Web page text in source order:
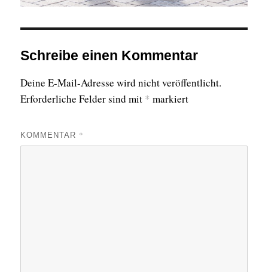
Schreibe einen Kommentar
Deine E-Mail-Adresse wird nicht veröffentlicht.
Erforderliche Felder sind mit * markiert
KOMMENTAR *